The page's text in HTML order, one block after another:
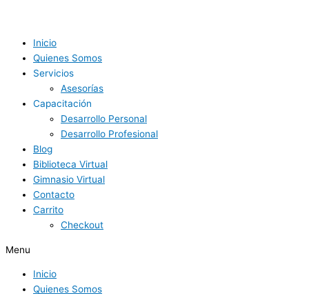
Inicio
Quienes Somos
Servicios
Asesorías
Capacitación
Desarrollo Personal
Desarrollo Profesional
Blog
Biblioteca Virtual
Gimnasio Virtual
Contacto
Carrito
Checkout
Menu
Inicio
Quienes Somos